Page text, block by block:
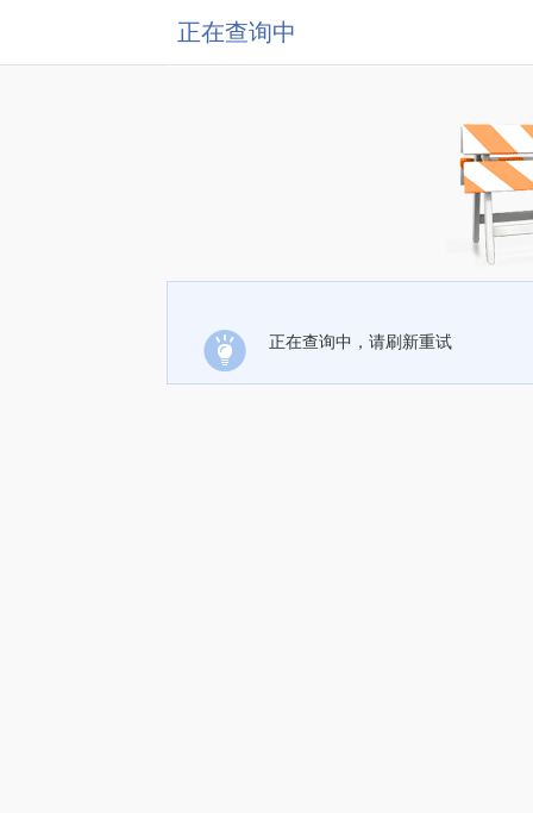
正在查询中
正在查询中，请刷新重试